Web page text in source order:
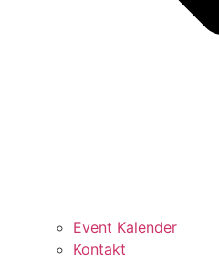
Event Kalender
Kontakt